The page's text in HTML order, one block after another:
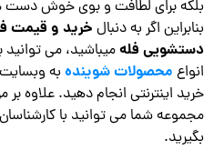
بلکه برای لطافت و بوی خوش دست
بنابراین اگر به دنبال خرید و قیمت
دستشویی فلهمیباشید، می
انواع محصولات شوینده به
خرید اینترنتی انجام دهید. علاوه
مجموعه شما می توانید با
بگیرید.